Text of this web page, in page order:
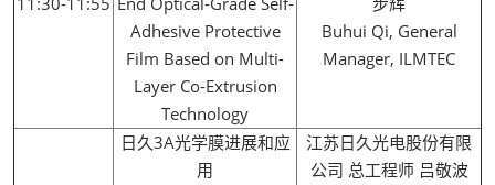
Adhesive Protective
Film Based on Multi-
Layer Co-Extrusion
Technology
Buhui Qi, General
Manager, ILMTEC
日久3A光学膜进展和应
用
江苏日久光电股份有限
公 司 总工程师 吕敬波